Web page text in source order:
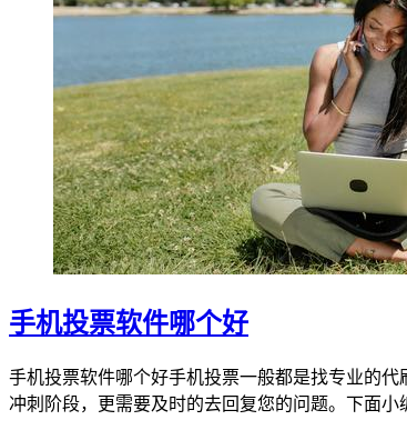
手机投票软件哪个好
手机投票软件哪个好手机投票一般都是找专业的
冲刺阶段，更需要及时的去回复您的问题。下面